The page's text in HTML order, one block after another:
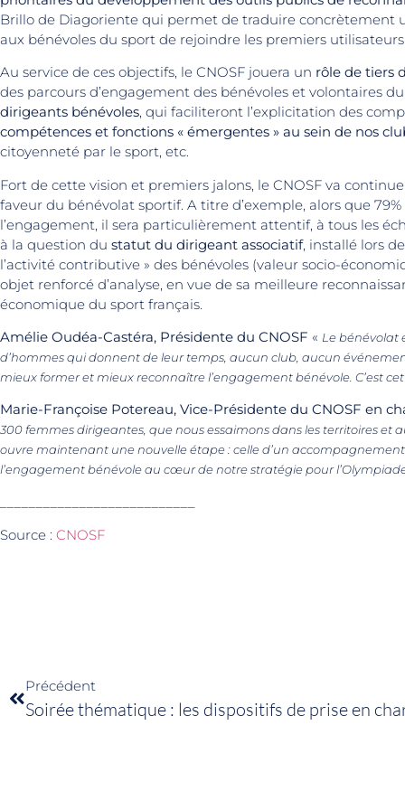
Brillo de Diagoriente qui permet de traduire concrètement
aux bénévoles du sport de rejoindre les premiers
Au service de ces objectifs, le CNOSF jouera un rôle de tiers
des parcours d’engagement des bénévoles et volontaires
dirigeants bénévoles, qui faciliteront l’explicitation des
compétences et fonctions « émergentes » au sein de nos
citoyenneté par le sport, etc.
Fort de cette vision et premiers jalons, le CNOSF va
faveur du bénévolat sportif. A titre d’exemple, alors que
l’engagement, il sera particulièrement attentif, à tous les
à la question du statut du dirigeant associatif, installé lors
l’activité contributive » des bénévoles (valeur socio-
objet renforcé d’analyse, en vue de sa meilleure
économique du sport français.
Amélie Oudéa-Castéra, Présidente du CNOSF « Le bénévolat
d’hommes qui donnent de leur temps, aucun club, aucun
mieux former et mieux reconnaître l’engagement bénévole. C’est
Marie-Françoise Potereau, Vice-Présidente du CNOSF en
300 femmes dirigeantes, que nous essaimons dans les territoires
ouvre maintenant une nouvelle étape : celle d’un
l’engagement bénévole au cœur de notre stratégie pour
Source : CNOSF
Précédent